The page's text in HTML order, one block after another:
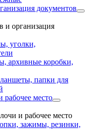
документов
и организация
уголки,
архивные коробки,
папки для
место
и рабочее место
зажимы, резинки,